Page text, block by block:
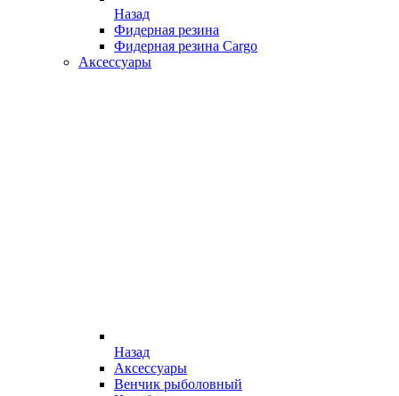
Назад
Фидерная резина
Фидерная резина Cargo
Аксессуары
Назад
Аксессуары
Венчик рыболовный